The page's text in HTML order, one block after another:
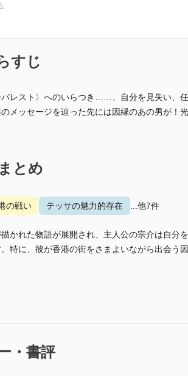
すじ
レスト〉へのいらつき……、自分を見失い、
メッセージを辿った先には因縁のあの男が！
とめ
の戦い テッサの魅力的存在 ...他7件
かれた物語が展開され、主人公の宗介は自分
特に、彼が香港の街をさまよいながら出会う
・書評